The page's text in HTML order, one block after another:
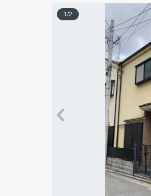
1/2